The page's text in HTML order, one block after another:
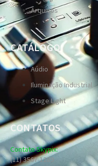
Arquivos
CATÁLOGO
Aúdio
Iluminação Industrial
Stage Light
CONTATOS
Contato Skypix:
(11) 3567-1289